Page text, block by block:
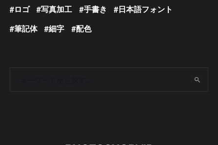
ロゴ
写真加工 手書き
日本語フォント
筆記体
細字 配色